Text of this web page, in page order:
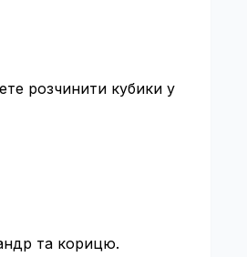
розчинити кубики у
та корицю.